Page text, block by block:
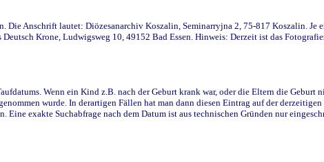
Anschrift lautet: Diözesanarchiv Koszalin, Seminarryjna 2, 75-817 Koszalin. Je
Krone, Ludwigsweg 10, 49152 Bad Essen. Hinweis: Derzeit ist das
Wenn ein Kind z.B. nach der Geburt krank war, oder die Eltern die Geburt
wurde. In derartigen Fällen hat man dann diesen Eintrag auf der
exakte Suchabfrage nach dem Datum ist aus technischen Gründen nur